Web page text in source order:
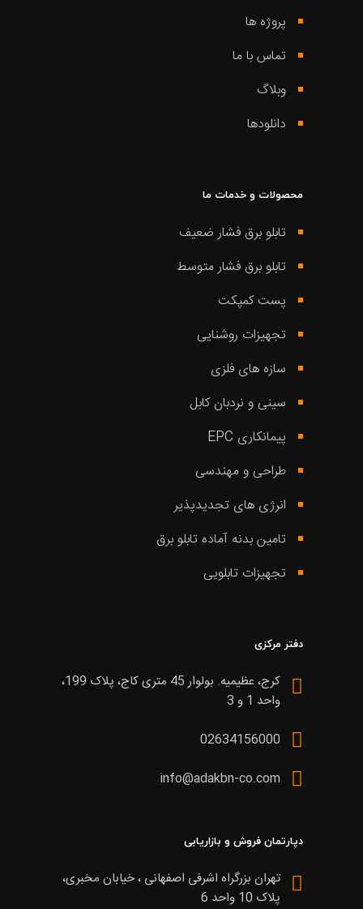
پروژه ها
تماس با ما
وبلاگ
دانلودها
محصولات و خدمات ما
تابلو برق فشار ضعیف
تابلو برق فشار متوسط
پست کمپکت
تجهیزات روشنایی
سازه های فلزی
سینی و نردبان کابل
پیمانکاری EPC
طراحی و مهندسی
انرژی های تجدیدپذیر
تامین بدنه آماده تابلو برق
تجهیزات تابلویی
دفتر مرکزی
کرج، عظیمیه. بولوار 45 متری کاج، پلاک 199،
واحد 1 و 3
02634156000
info@adakbn-co.com
دپارتمان فروش و بازاریابی
تهران بزرگراه اشرفی اصفهانی ، خیابان مخبری،
پلاک 10 واحد 6